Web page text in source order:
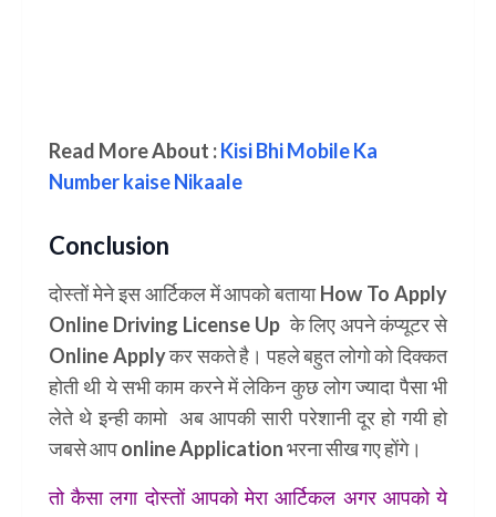
Read More About :Kisi Bhi Mobile Ka
Number kaise Nikaale
Conclusion
दोस्तों मेने इस आर्टिकल में आपको बतायाHow To Apply
Online Driving License Up के लिए अपने कंप्यूटर से
Online Apply कर सकते है। पहले बहुत लोगो को दिक्कत
होती थी ये सभी काम करने में लेकिन कुछ लोग ज्यादा पैसा भी
लेते थे इन्ही कामो अब आपकी सारी परेशानी दूर हो गयी हो
जबसे आप online Application भरना सीख गए होंगे।
तो कैसा लगा दोस्तों आपको मेरा आर्टिकल अगर आपको ये